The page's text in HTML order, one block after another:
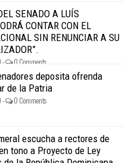
SENADO A LUÍS
CONTAR CON EL
SIN RENUNCIAR A SU
- 0 Comments
deposita ofrenda
de la Patria
- 0 Comments
escucha a rectores de
tono a Proyecto de Ley